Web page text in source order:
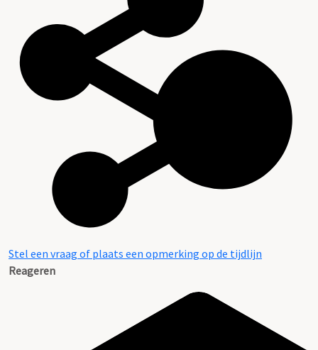
Stel een vraag of plaats een opmerking op de tijdlijn
Reageren